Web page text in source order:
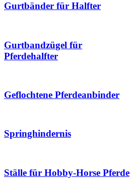
Gurtbänder für Halfter
Gurtbandzügel für
Pferdehalfter
Geflochtene Pferdeanbinder
Springhindernis
Ställe für Hobby-Horse Pferde